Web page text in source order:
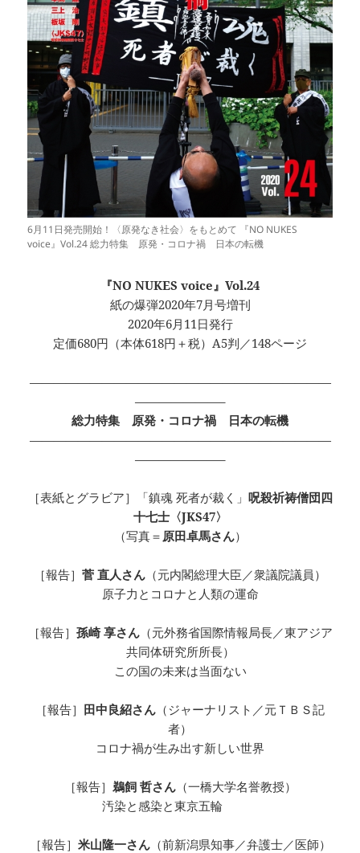
6月11日発売開始！〈原発なき社会〉をもとめて 『NO NUKES
voice』Vol.24 総力特集 原発・コロナ禍 日本の転機
『NO NUKES voice』Vol.24
紙の爆弾2020年7月号増刊
2020年6月11日発行
定価680円（本体618円＋税）A5判／148ページ
—————————————————————————
———————–
総力特集 原発・コロナ禍 日本の転機
—————————————————————————
———————–
［表紙とグラビア］「鎮魂 死者が裁く」 呪殺祈祷僧団四
十七士〈JKS47〉
（写真＝ 原田卓馬さん）
［報告］ 菅 直人さん （元内閣総理大臣／衆議院議員）
原子力とコロナと人類の運命
［報告］ 孫崎 享さん（元外務省国際情報局長／東アジア
共同体研究所所長）
この国の未来は当面ない
［報告］ 田中良紹さん （ジャーナリスト／元ＴＢＳ記
者）
コロナ禍が生み出す新しい世界
［報告］ 鵜飼 哲さん（一橋大学名誉教授）
汚染と感染と東京五輪
［報告］ 米山隆一さん（前新潟県知事／弁護士／医師）